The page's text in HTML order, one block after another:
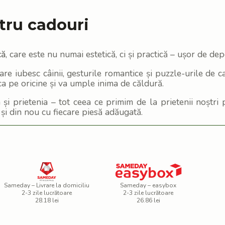
cadouri
, care este nu numai estetică, ci și practică – ușor de
iubesc câinii, gesturile romantice și puzzle-urile de
pe oricine și va umple inima de căldură.
și prietenia – tot ceea ce primim de la prietenii
din nou cu fiecare piesă adăugată.
Sameday – Livrare la domiciliu
2-3 zile lucrătoare
28.18 lei
Sameday – easybox
2-3 zile lucrătoare
26.86 lei